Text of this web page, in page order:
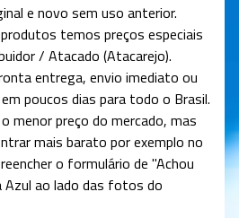
e novo sem uso anterior.
temos preços especiais
/ Atacado (Atacarejo).
entrega, envio imediato ou
poucos dias para todo o Brasil.
menor preço do mercado, mas
mais barato por exemplo no
o formulário de "Achou
Azul ao lado das fotos do